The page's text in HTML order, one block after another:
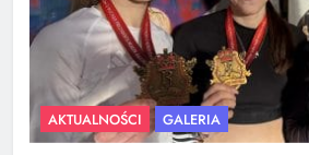
AKTUALNOŚCI GALERIA